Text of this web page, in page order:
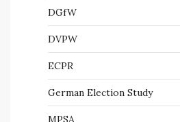
DGfW
DVPW
ECPR
German Election Study
MPSA